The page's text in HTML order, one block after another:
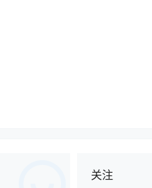
关注